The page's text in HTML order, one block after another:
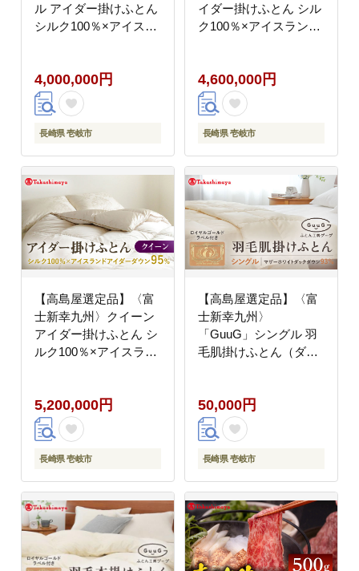
ル アイダー掛けふとん
シルク100％×アイスラ
寝具 羽毛布団 アイダー
[JFJ045] 400万
4000000 4000000円
400万円
4,000,000円
長崎県 壱岐市
イダー掛けふとん シル
ク100％×アイスランド
羽毛布団 アイダー
[JFJ046] 460万
4500000 4500000円
450万円
4,600,000円
長崎県 壱岐市
【高島屋選定品】〈富
士新幸九州〉クイーン
アイダー掛けふとん シ
ルク100％×アイスラン
羽毛布団 アイダー
[JFJ047] 520万
5000000 5000000円
500万円
5,200,000円
長崎県 壱岐市
【高島屋選定品】〈富
士新幸九州〉
「GuuG」シングル 羽
毛肌掛けふとん（ダウ
《壱岐市》 50000
50000円 5万円
50,000円
長崎県 壱岐市